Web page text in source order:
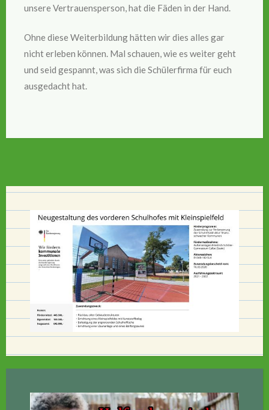
unsere Vertrauensperson, hat die Fäden in der Hand.
Ohne diese Weiterbildung hätten wir dies alles gar
nicht erleben können. Mal schauen, wie es weiter geht
und seid gespannt, was sich die Schülerfirma für euch
ausgedacht hat.